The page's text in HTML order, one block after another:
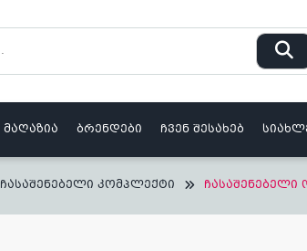
მაღაზია ბრენდები ჩვენ შესახებ
ჩასაშენებელი კომპლექტი ჩასაშენებელი